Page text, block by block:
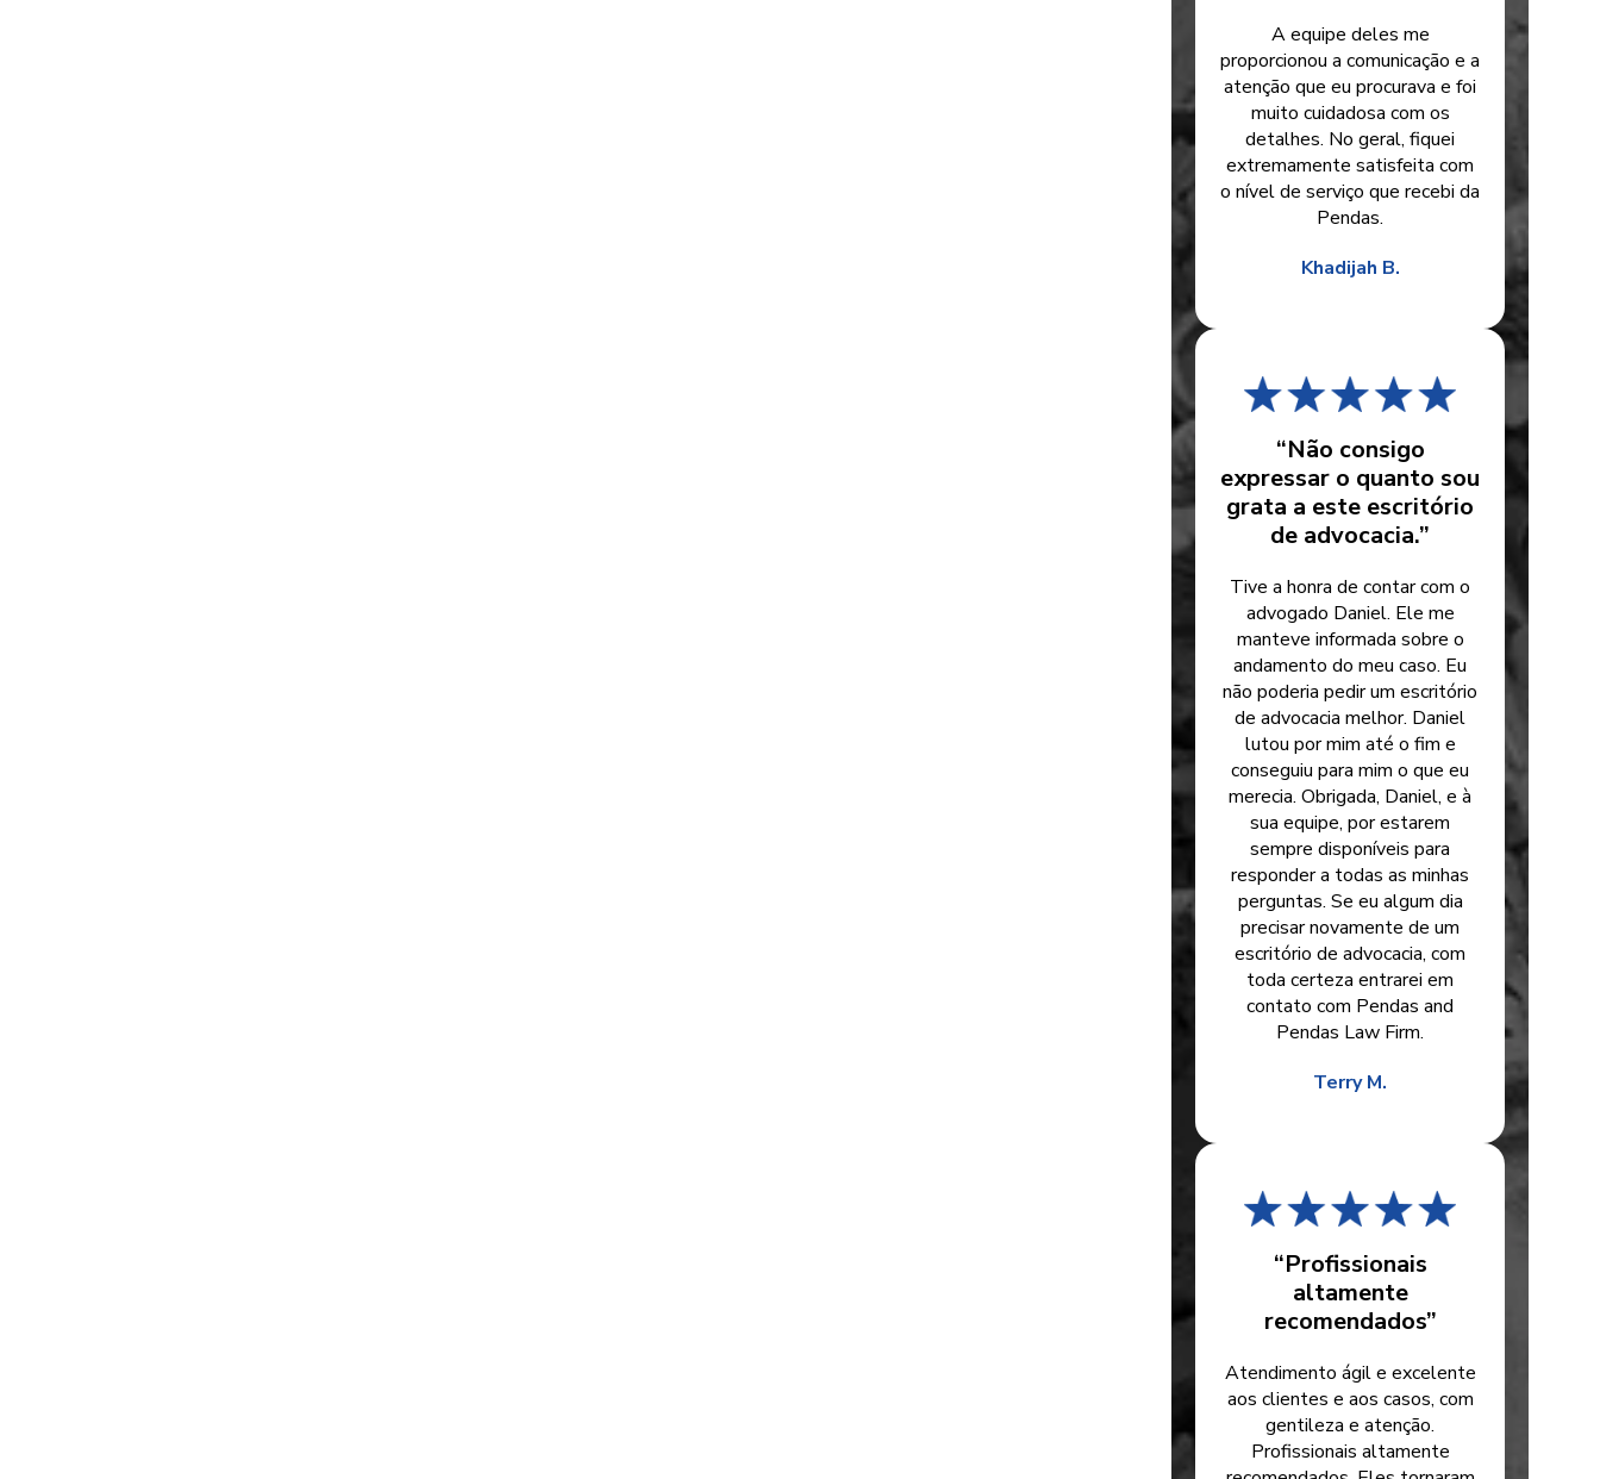
A equipe deles me
proporcionou a comunicação e a
atenção que eu procurava e foi
muito cuidadosa com os
detalhes. No geral, fiquei
extremamente satisfeita com
o nível de serviço que recebi da
Pendas.
Khadijah B.
“Não consigo
expressar o quanto sou
grata a este escritório
de advocacia.”
Tive a honra de contar com o
advogado Daniel. Ele me
manteve informada sobre o
andamento do meu caso. Eu
não poderia pedir um escritório
de advocacia melhor. Daniel
lutou por mim até o fim e
conseguiu para mim o que eu
merecia. Obrigada, Daniel, e à
sua equipe, por estarem
sempre disponíveis para
responder a todas as minhas
perguntas. Se eu algum dia
precisar novamente de um
escritório de advocacia, com
toda certeza entrarei em
contato com Pendas and
Pendas Law Firm.
Terry M.
“Profissionais
altamente
recomendados”
Atendimento ágil e excelente
aos clientes e aos casos, com
gentileza e atenção.
Profissionais altamente